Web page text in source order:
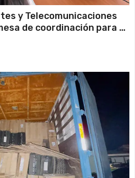
y Telecomunicaciones
de coordinación para el
en Iquique